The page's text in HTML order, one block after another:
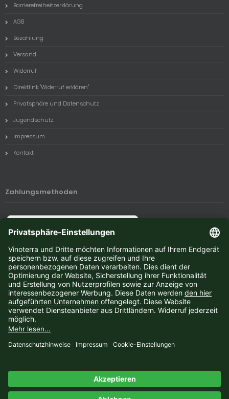
Barrierefreiheitserklärung
AGB
Bezahlung
Versand
Widerruf
Direktlink "Widerruf erklären"
Privatsphäre und Datenschutz
Jugendschutz
Impressum
Kontakt
Zahlungsmethoden
Newsletter-Anmeldung
E-Mail-Adresse:
Vinoterra © 2026 | Template © 2009-2026 bymod
modified eCommerce Shopsoftware © 2009-2026